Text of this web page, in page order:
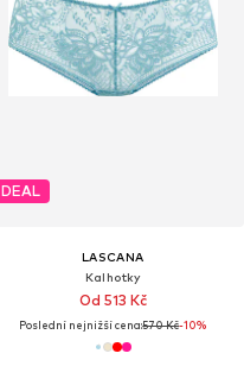
DEAL
LASCANA
Kalhotky
Od 513 Kč
Poslední nejnižší cena:570 Kč-10%